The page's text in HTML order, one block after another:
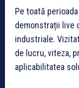
Pe toată
demonstrații live
industriale.
de lucru, viteza,
aplicabilitatea